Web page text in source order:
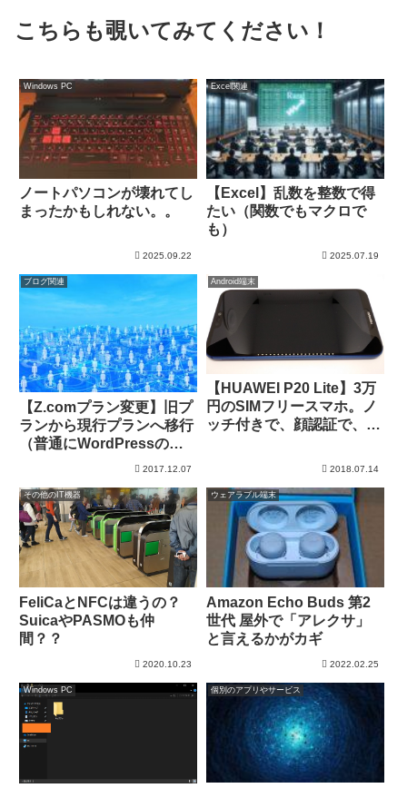
こちらも覗いてみてください！
Windows PC
ノートパソコンが壊れてし
まったかもしれない。。
2025.09.22
Excel関連
【Excel】乱数を整数で得
たい（関数でもマクロで
も）
2025.07.19
ブログ関連
【Z.comプラン変更】旧プ
ランから現行プランへ移行
（普通にWordPressの移
2017.12.07
Android端末
【HUAWEI P20 Lite】3万
円のSIMフリースマホ。ノ
ッチ付きで、顔認証で、デ
2018.07.14
その他のIT機器
FeliCaとNFCは違うの？
SuicaやPASMOも仲
間？？
2020.10.23
ウェアラブル端末
Amazon Echo Buds 第2
世代 屋外で「アレクサ」
と言えるかがカギ
2022.02.25
Windows PC 個別のアプリやサービス